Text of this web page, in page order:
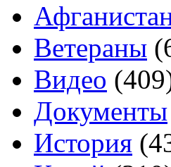
Ветераны
Видео
Документы
История